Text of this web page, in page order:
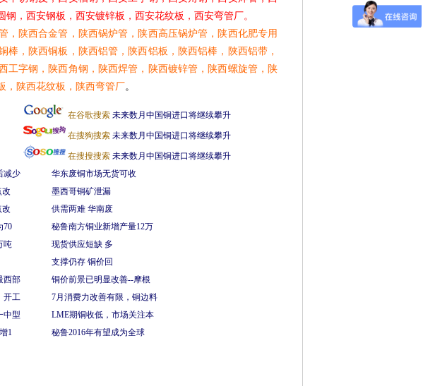
，西安钢板，西安镀锌板，西安花纹板，西安弯管厂。
，陕西合金管，陕西锅炉管，陕西高压锅炉管，陕西化肥专用
，陕西铜板，陕西铝管，陕西铝板，陕西铝棒，陕西铝带，
工字钢，陕西角钢，陕西焊管，陕西镀锌管，陕西螺旋管，陕
，陕西花纹板，陕西弯管厂。
在谷歌搜索 未来数月中国铜进口将继续攀升
在搜狗搜索 未来数月中国铜进口将继续攀升
在搜搜搜索 未来数月中国铜进口将继续攀升
减少
改
改
70
吨
西部
开工
中型
1
华东废铜市场无货可收
墨西哥铜矿泄漏
供需两难 华南废
秘鲁南方铜业新增产量12万
现货供应短缺 多
支撑仍存 铜价回
铜价前景已明显改善--摩根
7月消费力改善有限，铜边料
LME期铜收低，市场关注本
秘鲁2016年有望成为全球